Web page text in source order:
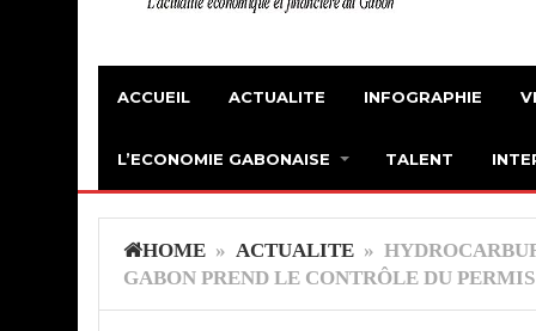
ACCUEIL ACTUALITE INFOGRAPHIE
L’ECONOMIE GABONAISE TALENT
HOME » ACTUALITE »
GABON PREND LE CONTRÔLE DU